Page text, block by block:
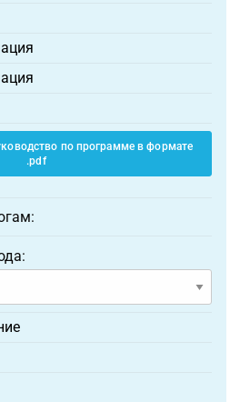
по программе в формате
.pdf